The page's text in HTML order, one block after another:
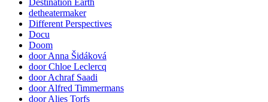
Destination Earth
detheatermaker
Different Perspectives
Docu
Doom
door Anna Šidáková
door Chloe Leclercq
door Achraf Saadi
door Alfred Timmermans
door Alies Torfs